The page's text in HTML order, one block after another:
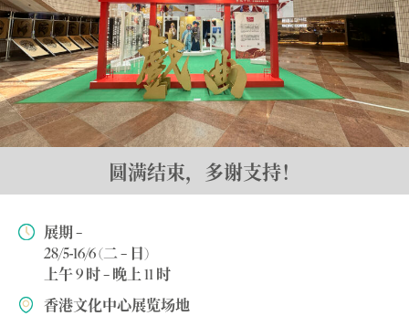
展期 –
28/5-16/6 (二 – 日)
上午 9 时 – 晚上 11 时
香港文化中心展览场地
圆满结束，多谢支持！